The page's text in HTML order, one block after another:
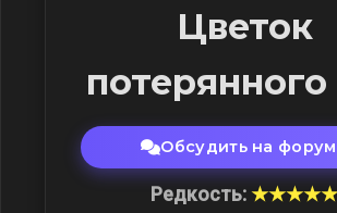
Цветок
потерянного
Обсудить на
Редкость: ★★★★★